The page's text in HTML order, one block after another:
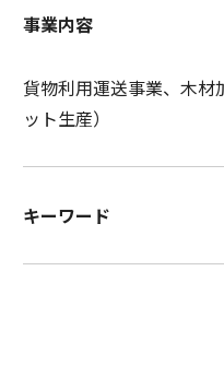
事業内容
貨物利用運送事業、木
ット生産）
キーワード